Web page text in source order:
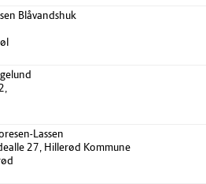
Blåvandshuk
Lassen
27, Hillerød Kommune